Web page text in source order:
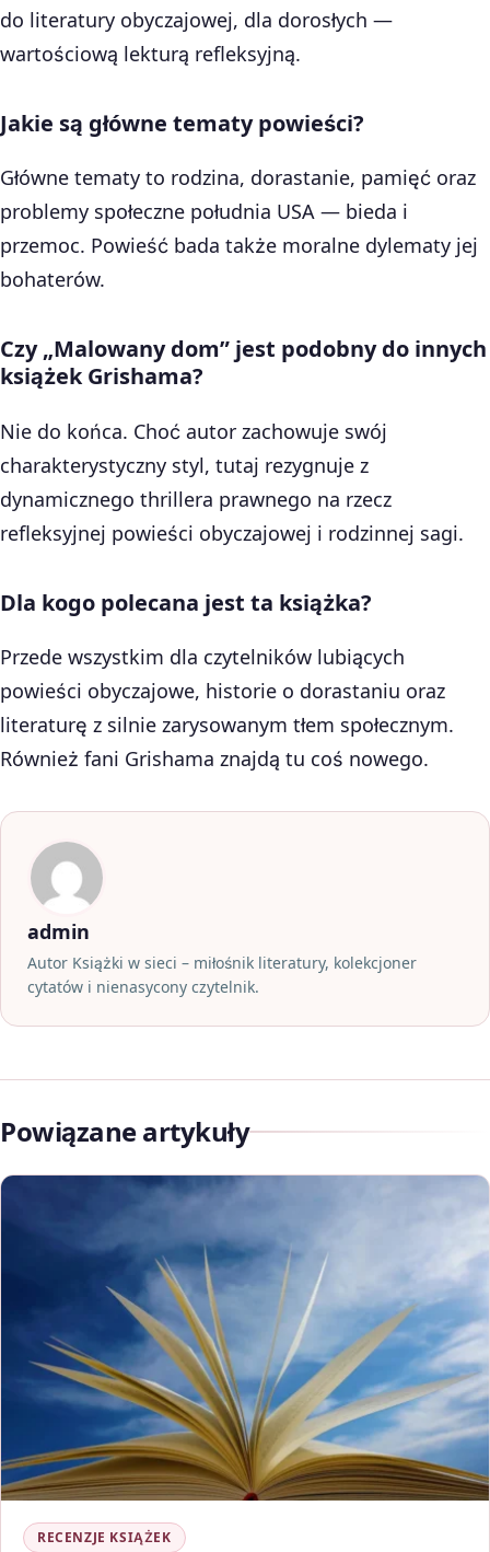
do literatury obyczajowej, dla dorosłych —
wartościową lekturą refleksyjną.
Jakie są główne tematy powieści?
Główne tematy to rodzina, dorastanie, pamięć oraz
problemy społeczne południa USA — bieda i
przemoc. Powieść bada także moralne dylematy jej
bohaterów.
Czy „Malowany dom” jest podobny do innych
książek Grishama?
Nie do końca. Choć autor zachowuje swój
charakterystyczny styl, tutaj rezygnuje z
dynamicznego thrillera prawnego na rzecz
refleksyjnej powieści obyczajowej i rodzinnej sagi.
Dla kogo polecana jest ta książka?
Przede wszystkim dla czytelników lubiących
powieści obyczajowe, historie o dorastaniu oraz
literaturę z silnie zarysowanym tłem społecznym.
Również fani Grishama znajdą tu coś nowego.
admin
Autor Książki w sieci – miłośnik literatury, kolekcjoner
cytatów i nienasycony czytelnik.
Powiązane artykuły
RECENZJE KSIĄŻEK